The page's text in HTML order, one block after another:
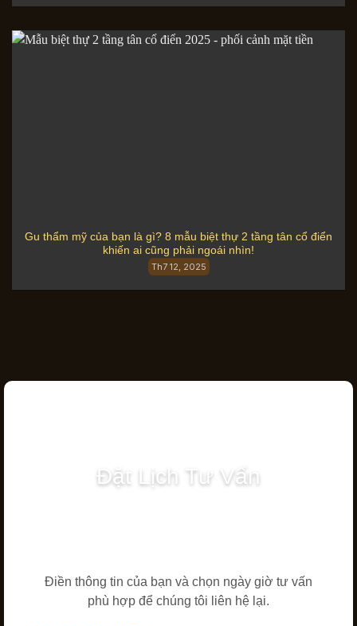
Gu thẩm mỹ của bạn là gì? 8 mẫu biệt thự 2 tầng tân cổ điển
khiến ai cũng phải ngoái nhìn!
Th7 12, 2025
Đặt Lịch Tư Vấn
Điền thông tin của bạn và chọn ngày giờ tư vấn
phù hợp để chúng tôi liên hệ lại.